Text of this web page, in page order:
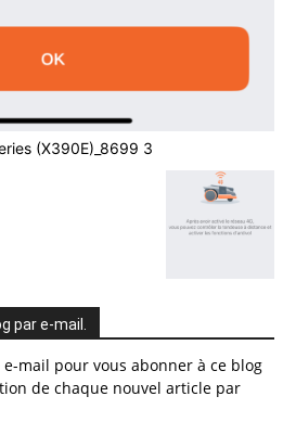
(X390E)_8699 3
par e-mail.
e-mail pour vous abonner à ce blog
de chaque nouvel article par